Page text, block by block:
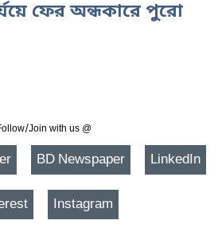
ফের অন্ধকারে পুরো
Join with us @
BD Newspaper LinkedIn
Instagram